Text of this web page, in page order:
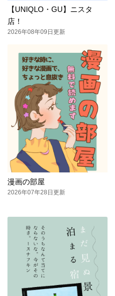
【UNIQLO・GU】ニスタ
店！
2026年08年09日更新
漫画の部屋
2026年07年28日更新